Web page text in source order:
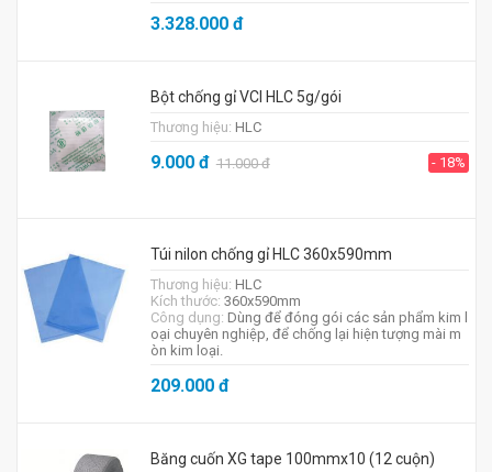
3.328.000đ
Bột chống gỉ VCI HLC 5g/gói
Thương hiệu: HLC
9.000đ 11.000đ - 18%
Túi nilon chống gỉ HLC 360x590mm
Thương hiệu: HLC
Kích thước: 360x590mm
Công dụng: Dùng để đóng gói các sản phẩm kim l
oại chuyên nghiệp, để chống lại hiện tượng mài m
òn kim loại.
209.000đ
Băng cuốn XG tape 100mmx10 (12 cuộn)